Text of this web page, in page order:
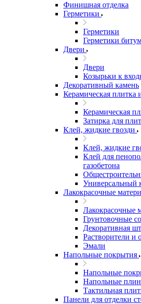
Финишная отделка
Герметики
Герметики
Герметики
Двери
Двери
Козырьки к
Декоративный камень
Керамическая плитка
Керамическая
Затирка для
Клей, жидкие гвозди
Клей, жидкие
Клей для
газобетона
Универсальный
Лакокрасочные
Лакокрасочные
Грунтовочные
Декоративная
Растворители и
Эмали
Напольные покрытия
Напольные
Напольные
Тактильная
Панели для отделки